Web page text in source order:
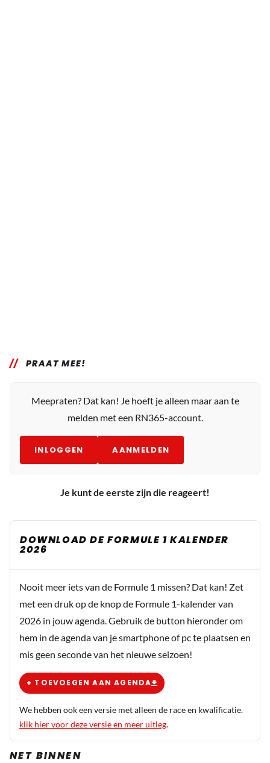
PRAAT MEE!
Meepraten? Dat kan! Je hoeft je alleen maar aan te
melden met een RN365-account.
INLOGGEN AANMELDEN
Je kunt de eerste zijn die reageert!
DOWNLOAD DE FORMULE 1 KALENDER
2026
Nooit meer iets van de Formule 1 missen? Dat kan! Zet
met een druk op de knop de Formule 1-kalender van
2026 in jouw agenda. Gebruik de button hieronder om
hem in de agenda van je smartphone of pc te plaatsen en
mis geen seconde van het nieuwe seizoen!
+ TOEVOEGEN AAN AGENDA
We hebben ook een versie met alleen de race en kwalificatie.
klik hier voor deze versie en meer uitleg.
NET BINNEN